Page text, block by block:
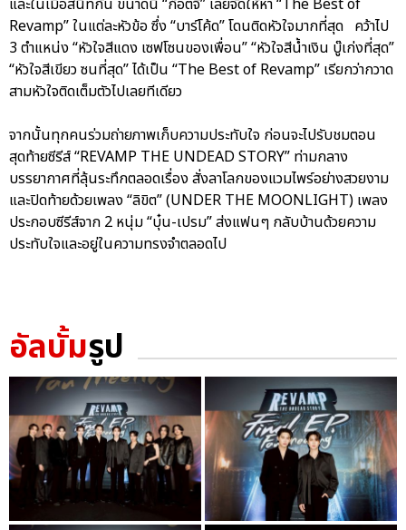
Revamp” ในแต่ละหัวข้อ ซึ่ง “บาร์โค้ด” โดนติดหัวใจมากที่สุด คว้าไป
3 ตำแหน่ง “หัวใจสีแดง เซฟโซนของเพื่อน” “หัวใจสีน้ำเงิน บู๊เก่งที่สุด”
“หัวใจสีเขียว ซนที่สุด” ได้เป็น “The Best of Revamp” เรียกว่ากวาด
สามหัวใจติดเต็มตัวไปเลยทีเดียว
จากนั้นทุกคนร่วมถ่ายภาพเก็บความประทับใจ ก่อนจะไปรับชมตอน
สุดท้ายซีรีส์ “REVAMP THE UNDEAD STORY” ท่ามกลาง
บรรยากาศที่ลุ้นระทึกตลอดเรื่อง สั่งลาโลกของแวมไพร์อย่างสวยงาม
และปิดท้ายด้วยเพลง “ลิขิต” (UNDER THE MOONLIGHT) เพลง
ประกอบซีรีส์จาก 2 หนุ่ม “บุ๋น-เปรม” ส่งแฟนๆ กลับบ้านด้วยความ
ประทับใจและอยู่ในความทรงจำตลอดไป
อัลบั้มรูป